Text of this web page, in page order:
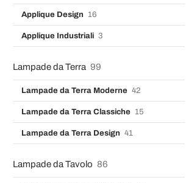
Applique Design 16
Applique Industriali 3
Lampade da Terra 99
Lampade da Terra Moderne 42
Lampade da Terra Classiche 15
Lampade da Terra Design 41
Lampade da Tavolo 86